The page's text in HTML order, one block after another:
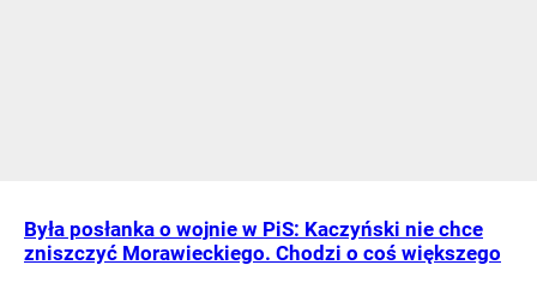
Była posłanka o wojnie w PiS: Kaczyński nie chce
zniszczyć Morawieckiego. Chodzi o coś większego